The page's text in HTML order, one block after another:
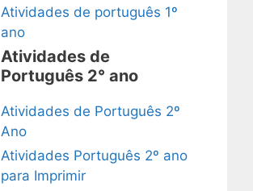
Atividades de português 1º
ano
Atividades de
Português 2° ano
Atividades de Português 2º
Ano
Atividades Português 2º ano
para Imprimir